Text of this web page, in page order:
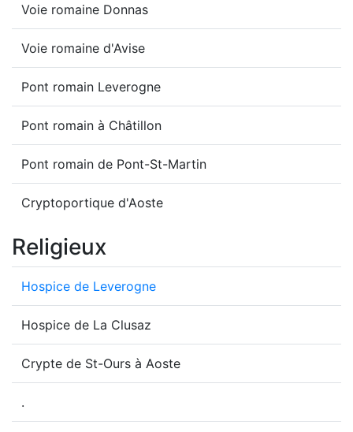
Voie romaine Donnas
Voie romaine d'Avise
Pont romain Leverogne
Pont romain à Châtillon
Pont romain de Pont-St-Martin
Cryptoportique d'Aoste
Religieux
Hospice de Leverogne
Hospice de La Clusaz
Crypte de St-Ours à Aoste
.